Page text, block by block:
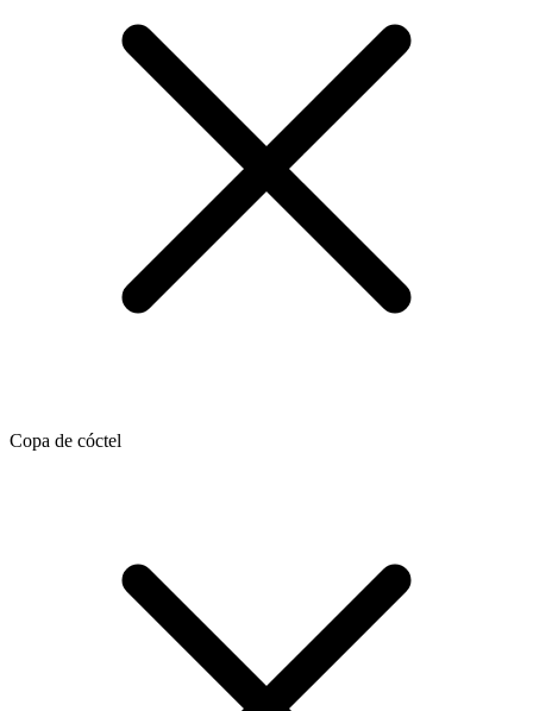
Copa de cóctel